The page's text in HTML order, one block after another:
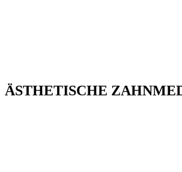
ÄSTHETISCHE